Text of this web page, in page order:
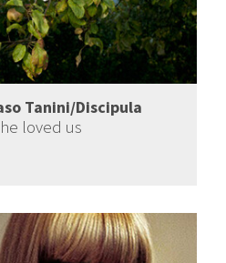
Tanini/Discipula
loved us